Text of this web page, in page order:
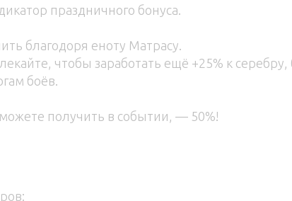
праздничного бонуса.
благодоря еноту Матрасу.
чтобы заработать ещё +25% к
боёв.
получить в событии, — 50%!